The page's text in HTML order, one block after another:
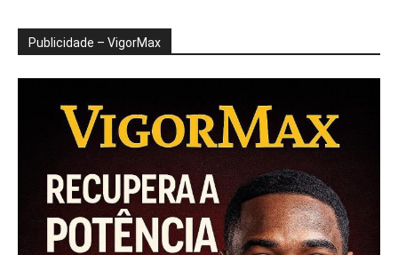
Publicidade – VigorMax